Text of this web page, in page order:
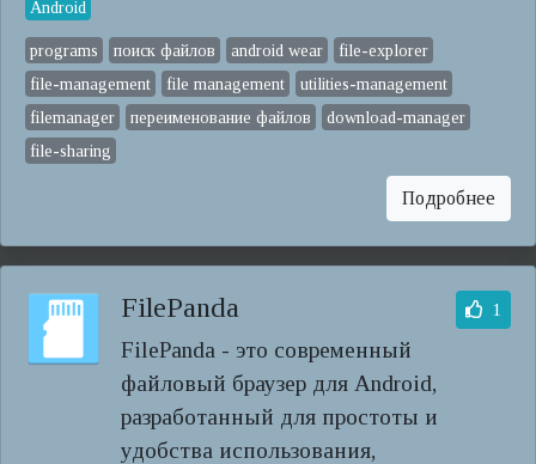
Android
programs поиск файлов android wear
file-explorer
file-management
file management
utilities-management
filemanager
переименование файлов
download-manager
file-sharing
Подробнее
FilePanda
FilePanda - это современный
файловый браузер для Android,
разработанный для простоты и
удобства использования,
1